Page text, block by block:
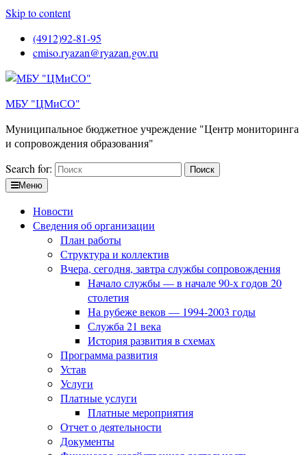
Skip to content
(4912)92-81-95
cmiso.ryazan@ryazan.gov.ru
МБУ "ЦМиСО"
Муниципальное бюджетное учреждение "Центр мониторинга
и сопровождения образования"
Search for:
Меню
Новости
Сведения об организации
План работы
Структура и коллектив
Вчера, сегодня, завтра службы сопровождения
Начало службы — в начале 90-х годов 20
столетия
На рубеже веков — 1994-2003 годы
Служба 21 века
История развития в схемах
Программа развития
Устав
Услуги
Платные услуги
Платные мероприятия
Отчет о деятельности
Документы